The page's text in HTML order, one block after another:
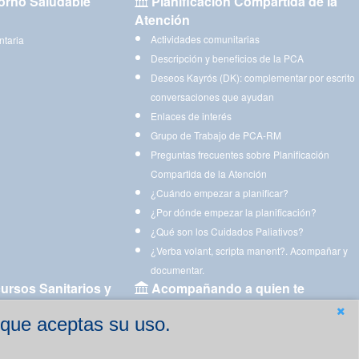
aceptas su uso.
Atención
Actividades comunitarias
Descripción y beneficios de la PCA
Deseos Kayrós (DK): complementar por escrito
conversaciones que ayudan
Enlaces de interés
Grupo de Trabajo de PCA-RM
Preguntas frecuentes sobre Planificación
Compartida de la Atención
¿Cuándo empezar a planificar?
¿Por dónde empezar la planificación?
¿Qué son los Cuidados Paliativos?
¿Verba volant, scripta manent?. Acompañar y
documentar.
Sanitarios y
Acompañando a quien te
Aplicaciones para descargar